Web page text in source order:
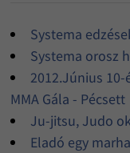
Systema
Systema orosz
2012.Június 10-
MMA Gála - Pécsett
Ju-jitsu, Judo
Eladó egy